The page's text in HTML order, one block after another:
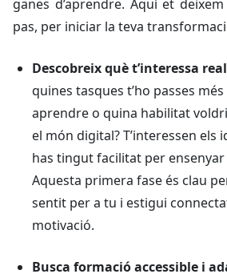
ganes d’aprendre. Aquí et
pas, per iniciar la teva
Descobreix què t’interessa
quines tasques t’ho passes
aprendre o quina habilitat
el món digital? T’interessen els
has tingut facilitat per
Aquesta primera fase és clau
sentit per a tu i estigui
motivació.
Busca formació accessible i